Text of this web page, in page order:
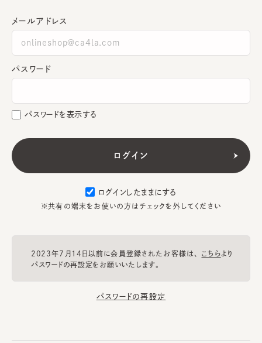
メールアドレス
パスワード
パスワードを表示する
ログインしたままにする
※共有の端末をお使いの方はチェックを外してください
2023年7月14日以前に会員登録されたお客様は、 こちらより
パスワードの再設定をお願いいたします。
パスワードの再設定